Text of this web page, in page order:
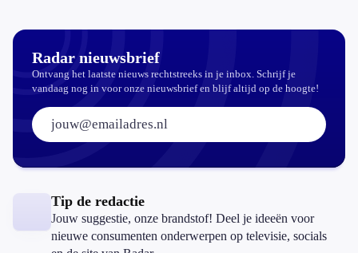
Radar nieuwsbrief
Ontvang het laatste nieuws rechtstreeks in je inbox. Schrijf je
vandaag nog in voor onze nieuwsbrief en blijf altijd op de hoogte!
E-mailadres:
Tip de redactie
Jouw suggestie, onze brandstof! Deel je ideeën voor
nieuwe consumenten onderwerpen op televisie, socials